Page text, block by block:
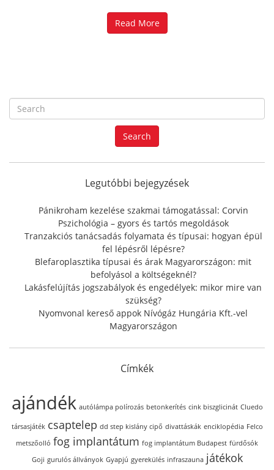
Read More
e
a
r
f
r
:
Search
Legutóbbi bejegyzések
Pánikroham kezelése szakmai támogatással: Corvin
Pszichológia – gyors és tartós megoldások
Tranzakciós tanácsadás folyamata és típusai: hogyan épül
fel lépésről lépésre?
Blefaroplasztika típusai és árak Magyarországon: mit
befolyásol a költségeknél?
Lakásfelújítás jogszabályok és engedélyek: mikor mire van
szükség?
Nyomvonal kereső appok Nívógáz Hungária Kft.-vel
Magyarországon
Címkék
ajándék autólámpa polírozás betonkerítés cink biszglicinát Cluedo
társasjáték csaptelep dd step kislány cipő divattáskák enciklopédia Felco
metszőolló fog implantátum fog implantátum Budapest fürdősók
Goji gurulós állványok Gyapjú gyerekülés infraszauna játékok